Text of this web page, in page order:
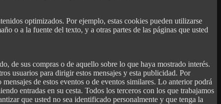
optimizados. Por ejemplo, estas cookies pueden utilizarse
o a la fuente del texto, y a otras partes de las páginas que usted
de sus compras o de aquello sobre lo que haya mostrado interés.
usuarios para dirigir estos mensajes y esta publicidad. Por
de estos eventos o de eventos similares. Lo anterior podrá
entradas en su cesta. Todos los terceros con los que trabajamos
que usted no sea identificado personalmente y que tenga la